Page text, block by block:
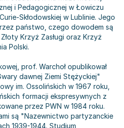
i dramaty
zawodowej
zawodowej
do 2 lat
i magnesami do 2 lat
do 2 lat - książki
Polska
Świat
związki
i Pedagogicznej w Łowiczu
Skłodowskiej w Lublinie. Jego
państwo, czego dowodem są
Krzyż Zasługi oraz Krzyż
Polski.
prof. Warchoł opublikował
dawnej Ziemi Stężyckiej"
im. Ossolińskich w 1967 roku,
formacji ekspresywnych z
przez PWN w 1984 roku.
są "Nazewnictwo partyzanckie
1939-1944. Studium